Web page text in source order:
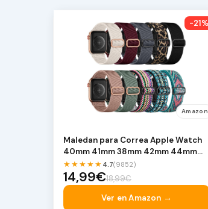
-21%
Amazon
Maledan para Correa Apple Watch
40mm 41mm 38mm 42mm 44mm
45mm 46mm 49mm | Corre…
★★★★★ 4.7(9852)
14,99€18,99€
Ver en Amazon →